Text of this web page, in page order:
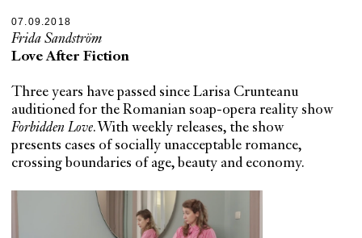
07.09.2018
Frida Sandström
Love After Fiction
Three years have passed since Larisa Crunteanu
auditioned for the Romanian soap-opera reality show
Forbidden Love. With weekly releases, the show
presents cases of socially unacceptable romance,
crossing boundaries of age, beauty and economy.